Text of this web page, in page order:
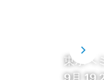
東ボヘ
9月 19